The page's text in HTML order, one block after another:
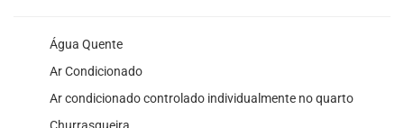
Água Quente
Ar Condicionado
Ar condicionado controlado individualmente no quarto
Churrasqueira